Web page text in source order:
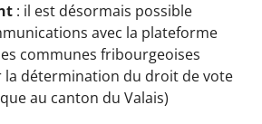
: il est désormais possible
avec la plateforme
communes fribourgeoises
détermination du droit de vote
au canton du Valais)